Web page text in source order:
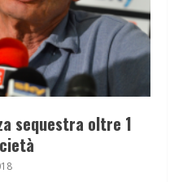
sequestra oltre 1